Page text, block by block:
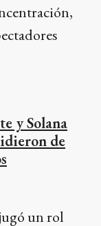
y Solana
de
un rol